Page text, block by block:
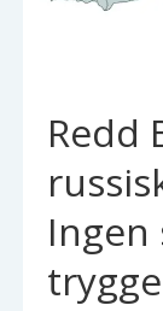
Redd